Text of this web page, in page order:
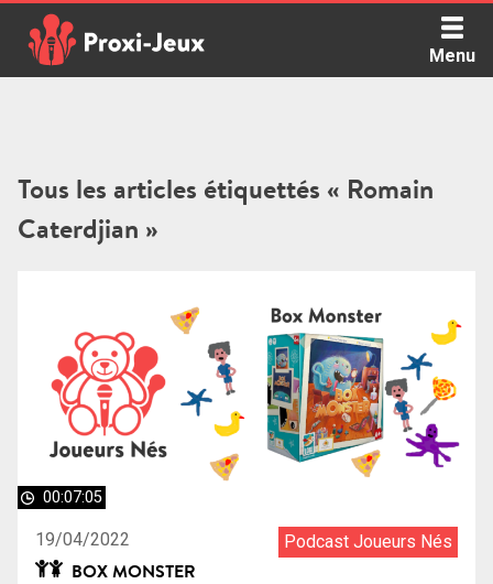
content
Menu
Tous les articles étiquettés « Romain
Caterdjian »
00:07:05
19/04/2022 Podcast Joueurs Nés
BOX MONSTER